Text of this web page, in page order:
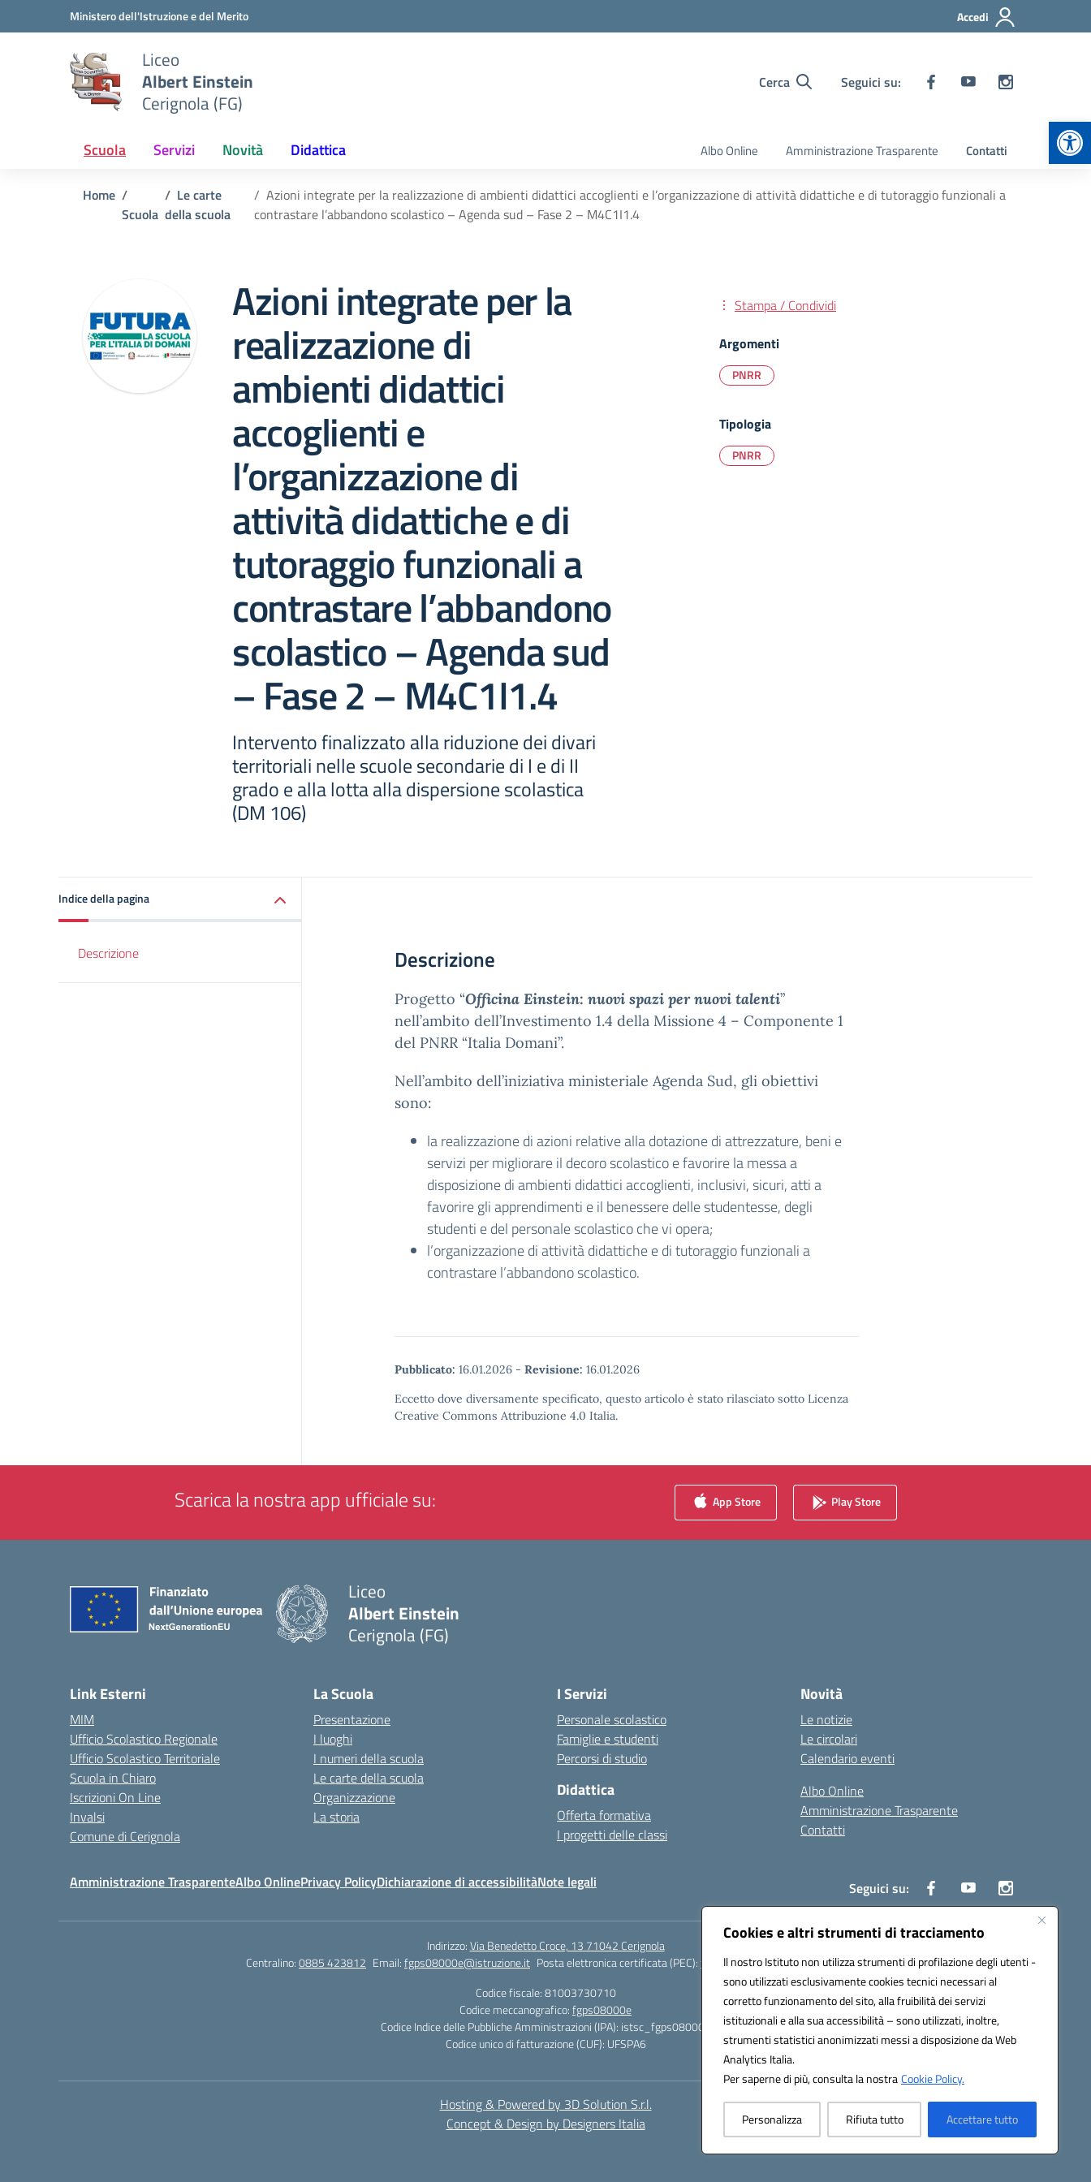
Cookies e altri strumenti di tracciamento
Il nostro Istituto non utilizza strumenti di profilazione degli utenti -
sono utilizzati esclusivamente cookies tecnici necessari al
corretto funzionamento del sito, alla fruibilità dei servizi
istituzionali e alla sua accessibilità – sono utilizzati, inoltre,
strumenti statistici anonimizzati messi a disposizione da Web
Analytics Italia.
Per saperne di più, consulta la nostraCookie Policy.
Personalizza Rifiuta tutto Accettare tutto
Vai ai contenuti
Vai al menu di navigazioneMinistero dell'Istruzione e del Merito Accedi
Liceo
Albert Einstein
Cerignola (FG)
Cerca Seguici su:
Scuola Servizi Novità Didattica Albo Online Amministrazione Trasparente Contatti
Home
Scuola
Le carte
della scuola
Azioni integrate per la realizzazione di ambienti didattici accoglienti e l’organizzazione di attività didattiche e di tutoraggio funzionali a
contrastare l’abbandono scolastico – Agenda sud – Fase 2 – M4C1I1.4
Azioni integrate per la
realizzazione di
ambienti didattici
accoglienti e
l’organizzazione di
attività didattiche e di
tutoraggio funzionali a
contrastare l’abbandono
scolastico – Agenda sud
– Fase 2 – M4C1I1.4
Intervento finalizzato alla riduzione dei divari
territoriali nelle scuole secondarie di I e di II
grado e alla lotta alla dispersione scolastica
(DM 106)
Stampa / Condividi
Argomenti
PNRR
Tipologia
PNRR
Indice della pagina
Descrizione Descrizione
Progetto “Officina Einstein: nuovi spazi per nuovi talenti”
nell’ambito dell’Investimento 1.4 della Missione 4 – Componente 1
del PNRR “Italia Domani”.
Nell’ambito dell’iniziativa ministeriale Agenda Sud, gli obiettivi
sono:
la realizzazione di azioni relative alla dotazione di attrezzature, beni e
servizi per migliorare il decoro scolastico e favorire la messa a
disposizione di ambienti didattici accoglienti, inclusivi, sicuri, atti a
favorire gli apprendimenti e il benessere delle studentesse, degli
studenti e del personale scolastico che vi opera;
l’organizzazione di attività didattiche e di tutoraggio funzionali a
contrastare l’abbandono scolastico.
Pubblicato: 16.01.2026 - Revisione: 16.01.2026
Eccetto dove diversamente specificato, questo articolo è stato rilasciato sotto Licenza
Creative Commons Attribuzione 4.0 Italia.
Scarica la nostra app ufficiale su: App Store Play Store
Liceo
Albert Einstein
Cerignola (FG)
Link Esterni
MIM
Ufficio Scolastico Regionale
Ufficio Scolastico Territoriale
Scuola in Chiaro
Iscrizioni On Line
Invalsi
Comune di Cerignola
La Scuola
Presentazione
I luoghi
I numeri della scuola
Le carte della scuola
Organizzazione
La storia
I Servizi
Personale scolastico
Famiglie e studenti
Percorsi di studio
Didattica
Offerta formativa
I progetti delle classi
Novità
Le notizie
Le circolari
Calendario eventi
Albo Online
Amministrazione Trasparente
Contatti
Amministrazione TrasparenteAlbo OnlinePrivacy PolicyDichiarazione di accessibilitàNote legali Seguici su:
Indirizzo:Via Benedetto Croce, 13 71042 Cerignola
Centralino:0885 423812 Email:fgps08000e@istruzione.it Posta elettronica certificata (PEC):fgps08000e@pec.istruzione.it
Codice fiscale: 81003730710
Codice meccanografico:fgps08000e
Codice Indice delle Pubbliche Amministrazioni (IPA): istsc_fgps08000e
Codice unico di fatturazione (CUF): UFSPA6
Hosting & Powered by 3D Solution S.r.l.
Concept & Design by Designers Italia